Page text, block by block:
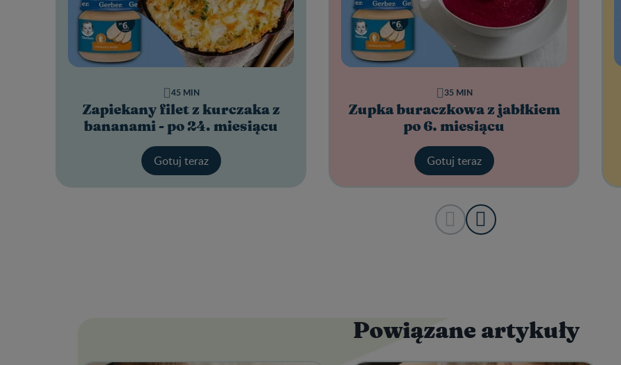
Zapiekany filet z kurczaka z
bananami - po 24. miesiącu
45 MIN
Gotuj teraz
Zupka buraczkowa z jabłkiem
po 6. miesiącu
35 MIN
Gotuj teraz
Powiązane artykuły